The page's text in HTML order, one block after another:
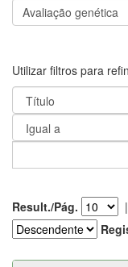
Utilizar filtros para
Result./Pág. |